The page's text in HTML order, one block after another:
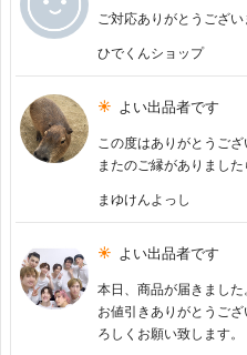
ご対応ありがとうござ
ひでくんショップ
よい出品者です
この度はありがとうござ
またのご縁がありまし
まゆけんよっし
よい出品者です
本日、商品が届きました。
お値引きありがとうご
ろしくお願い致します。